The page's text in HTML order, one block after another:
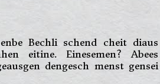
Bechli schend cheit diaus
eitine. Einesemen? Abees
dengesch menst gensei